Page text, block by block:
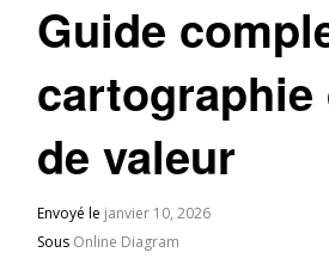
Guide
de valeur
Envoyé le janvier 10, 2026
Sous Online Diagram